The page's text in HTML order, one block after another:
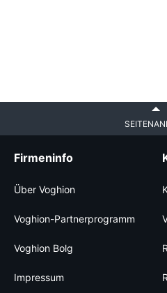
Firmeninfo
Über Voghion
Voghion-Partnerprogramm
Voghion Bolg
Impressum